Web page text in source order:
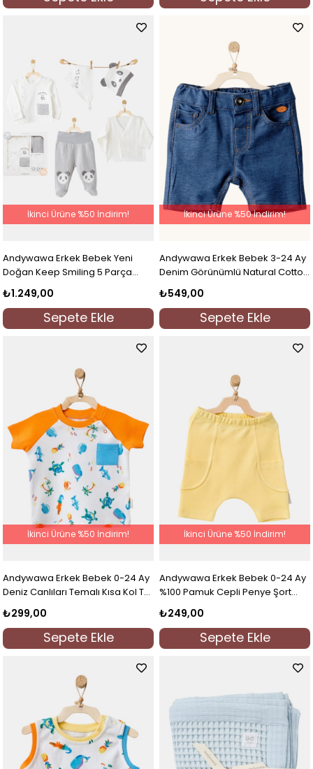
Andywawa Erkek Bebek Yeni
Doğan Keep Smiling 5 Parça
₺1.249,00
Sepete Ekle
İkinci Ürüne %50 İndirim!
Andywawa Erkek Bebek 3-24 Ay
Denim Görünümlü Natural Cotton
₺549,00
Sepete Ekle
İkinci Ürüne %50 İndirim!
Andywawa Erkek Bebek 0-24 Ay
Deniz Canlıları Temalı Kısa Kol T-
shirt Turuncu
₺299,00
Sepete Ekle
İkinci Ürüne %50 İndirim!
Andywawa Erkek Bebek 0-24 Ay
%100 Pamuk Cepli Penye Şort
Sarı
₺249,00
Sepete Ekle
İkinci Ürüne %50 İndirim!